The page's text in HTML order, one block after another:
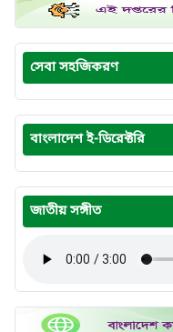
সেবা সহজিকরণ
বাংলাদেশ ই-ডিরেক্টরি
জাতীয় সঙ্গীত